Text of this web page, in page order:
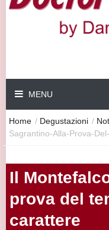
MENU
Home / Degustazioni /
Sagrantino-Alla-Prova-
Il
prova del
carattere